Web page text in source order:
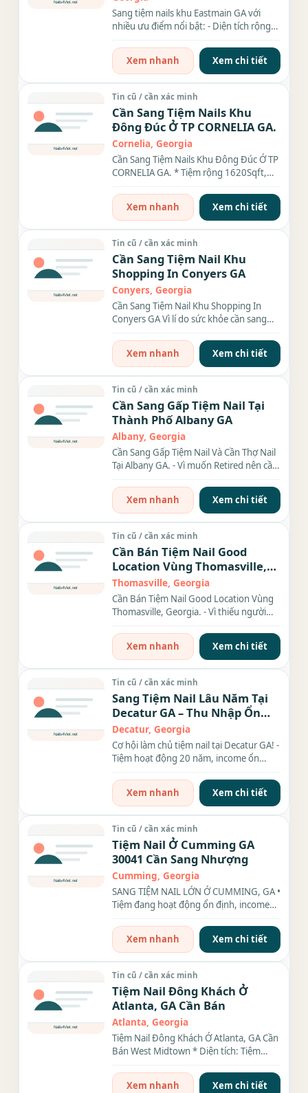
Sang tiệm nails khu Eastmain GA với
nhiều ưu điểm nổi bật: - Diện tích rộng
Xem nhanh
Xem chi tiết
Tin cũ / cần xác minh
Cần Sang Tiệm Nails Khu
Đông Đúc Ở TP CORNELIA GA.
Cornelia, Georgia
Cần Sang Tiệm Nails Khu Đông Đúc Ở TP
CORNELIA GA. * Tiệm rộng 1620Sqft,
Xem nhanh
Xem chi tiết
Tin cũ / cần xác minh
Cần Sang Tiệm Nail Khu
Shopping In Conyers GA
Conyers, Georgia
Cần Sang Tiệm Nail Khu Shopping In
Conyers GA Vì lí do sức khỏe cần sang
Xem nhanh
Xem chi tiết
Tin cũ / cần xác minh
Cần Sang Gấp Tiệm Nail Tại
Thành Phố Albany GA
Albany, Georgia
Cần Sang Gấp Tiệm Nail Và Cần Thợ Nail
Tại Albany GA. - Vì muốn Retired nên cần
Xem nhanh
Xem chi tiết
Tin cũ / cần xác minh
Cần Bán Tiệm Nail Good
Location Vùng Thomasville,
Georgia.
Thomasville, Georgia
Cần Bán Tiệm Nail Good Location Vùng
Thomasville, Georgia. - Vì thiếu người
Xem nhanh
Xem chi tiết
Tin cũ / cần xác minh
Sang Tiệm Nail Lâu Năm Tại
Decatur GA – Thu Nhập Ổn
Định, Rent Rẻ
Decatur, Georgia
Cơ hội làm chủ tiệm nail tại Decatur GA! -
Tiệm hoạt động 20 năm, income ổn
Xem nhanh
Xem chi tiết
Tin cũ / cần xác minh
Tiệm Nail Ở Cumming GA
30041 Cần Sang Nhượng
Cumming, Georgia
SANG TIỆM NAIL LỚN Ở CUMMING, GA •
Tiệm đang hoạt động ổn định, income
Xem nhanh
Xem chi tiết
Tin cũ / cần xác minh
Tiệm Nail Đông Khách Ở
Atlanta, GA Cần Bán
Atlanta, Georgia
Tiệm Nail Đông Khách Ở Atlanta, GA Cần
Bán West Midtown * Diện tích: Tiệm
Xem nhanh
Xem chi tiết